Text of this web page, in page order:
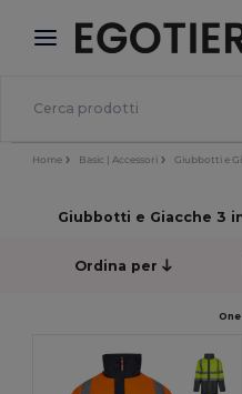
× App Egotier
Prezzi migliori sull'app!
Home Basic | Accessori Giubbotti e
Giubbotti e Giacche 3
Ordina per